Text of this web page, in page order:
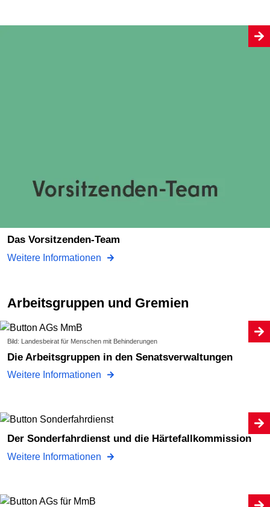
Das Vorsitzenden-Team
Weitere Informationen
Arbeitsgruppen und Gremien
Bild: Landesbeirat für Menschen mit Behinderungen
Die Arbeitsgruppen in den Senatsverwaltungen
Weitere Informationen
Der Sonderfahrdienst und die Härtefallkommission
Weitere Informationen